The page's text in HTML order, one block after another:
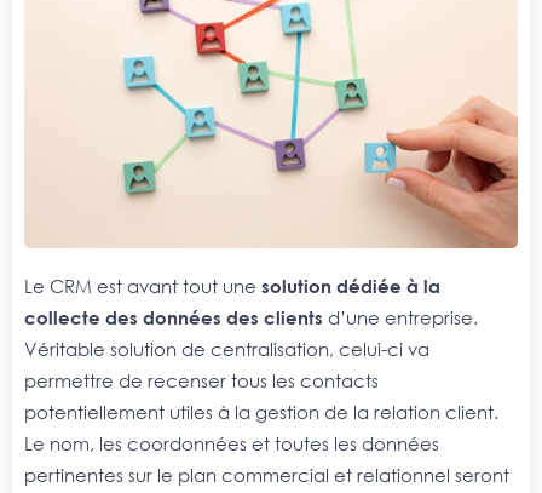
Le CRM est avant tout une solution dédiée à la
collecte des données des clients d’une entreprise.
Véritable solution de centralisation, celui-ci va
permettre de recenser tous les contacts
potentiellement utiles à la gestion de la relation client.
Le nom, les coordonnées et toutes les données
pertinentes sur le plan commercial et relationnel seront